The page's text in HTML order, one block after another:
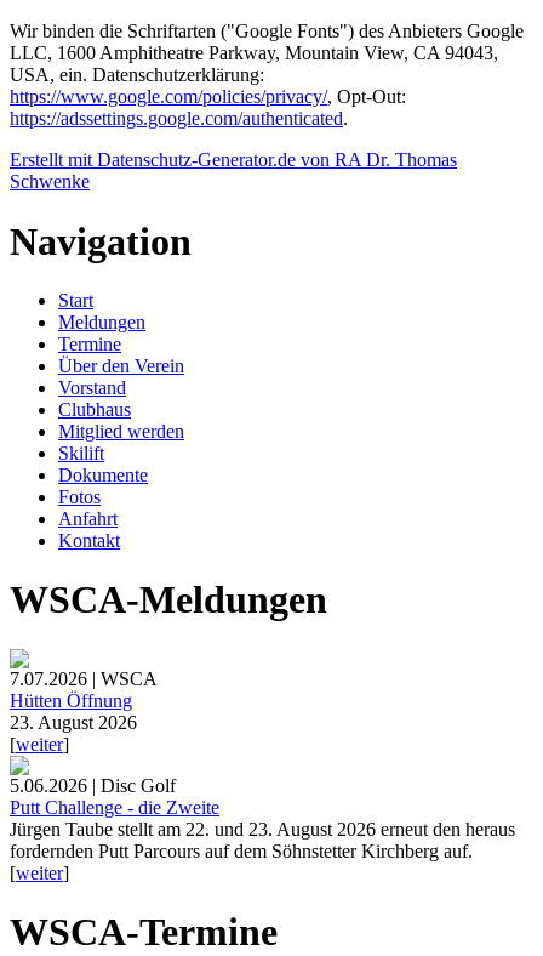
Wir binden die Schriftarten ("Google Fonts") des Anbieters Google
LLC, 1600 Amphitheatre Parkway, Mountain View, CA 94043,
USA, ein. Datenschutzerklärung:
https://www.google.com/policies/privacy/, Opt-Out:
https://adssettings.google.com/authenticated.
Erstellt mit Datenschutz-Generator.de von RA Dr. Thomas
Schwenke
Navigation
Start
Meldungen
Termine
Über den Verein
Vorstand
Clubhaus
Mitglied werden
Skilift
Dokumente
Fotos
Anfahrt
Kontakt
WSCA-Meldungen
7.07.2026 | WSCA
Hütten Öffnung
23. August 2026
[weiter]
5.06.2026 | Disc Golf
Putt Challenge - die Zweite
Jürgen Taube stellt am 22. und 23. August 2026 erneut den heraus
fordernden Putt Parcours auf dem Söhnstetter Kirchberg auf.
[weiter]
WSCA-Termine